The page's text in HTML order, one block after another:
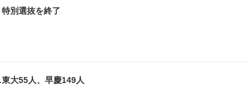
特別選抜を終了
大55人、早慶149人